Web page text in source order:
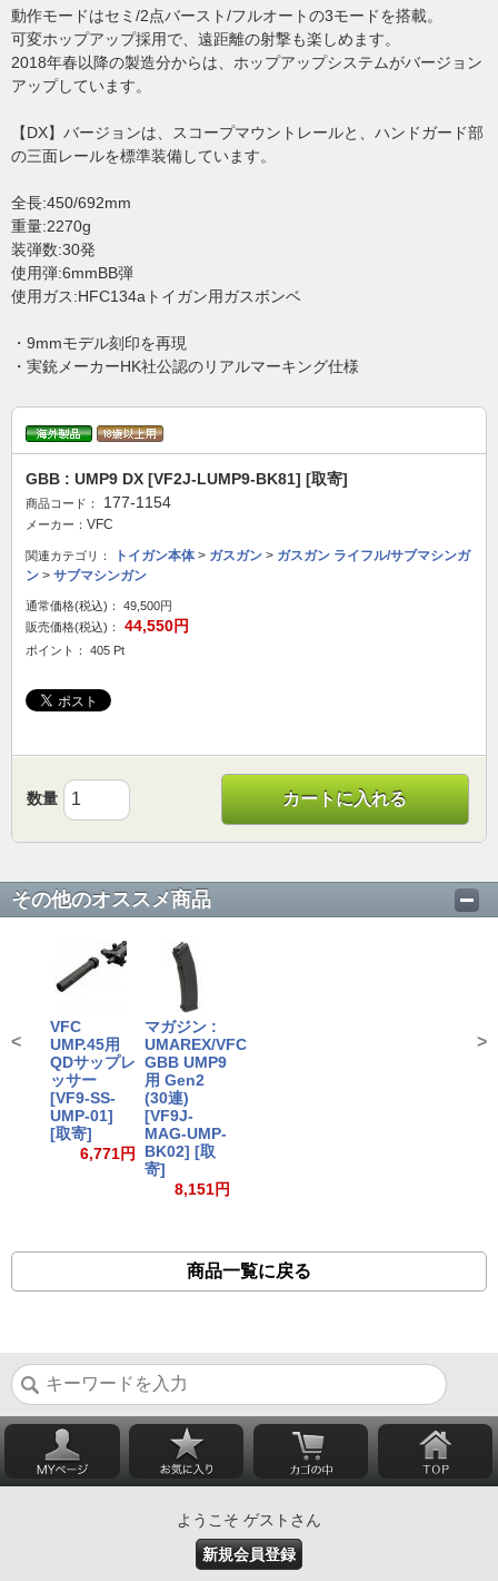
動作モードはセミ/2点バースト/フルオートの3モードを搭載。
可変ホップアップ採用で、遠距離の射撃も楽しめます。
2018年春以降の製造分からは、ホップアップシステムがバージョン
アップしています。
【DX】バージョンは、スコープマウントレールと、ハンドガード部
の三面レールを標準装備しています。
全長:450/692mm
重量:2270g
装弾数:30発
使用弾:6mmBB弾
使用ガス:HFC134aトイガン用ガスボンベ
・9mmモデル刻印を再現
・実銃メーカーHK社公認のリアルマーキング仕様
GBB : UMP9 DX [VF2J-LUMP9-BK81] [取寄]
商品コード： 177-1154
メーカー： VFC
関連カテゴリ： トイガン本体> ガスガン > ガスガン ライフル/サブマシンガ
ン > サブマシンガン
通常価格(税込)：
49,500円
販売価格(税込)：
44,550円
ポイント： 405 Pt
数量 カートに入れる
その他のオススメ商品
VFC
UMP.45用
QDサップレ
ッサー
[VF9-SS-
UMP-01]
[取寄]
6,771円
マガジン :
UMAREX/VFC
GBB UMP9
用 Gen2
(30連)
[VF9J-
MAG-UMP-
BK02] [取
寄]
8,151円
< >
商品一覧に戻る
ようこそ ゲストさん
新規会員登録